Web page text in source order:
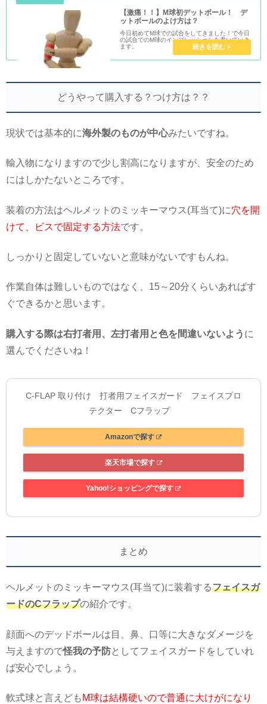
【激痛！！】M球初デットボール！ デ
ットボールのよけ方は？
今日初めてM球での試合をしてきました！で今日
の試合でのM球のインプレッションを書いていき
ます。
どうやって購入する？つけ方は？？
現状では基本的に海外製のものが中心みたいですね。
輸入物になりますので少し割高になりますが、安全のため
にはしかたないところです。
装着の方法はヘルメットのミッキーマウス(耳当て)に穴を開
けて、ビスで固定する方法です。
しっかりと固定していないと意味がないですもんね。
作業自体は難しいものではなく、15～20分くらいあればす
ぐできるかと思います。
購入する際は右打者用、左打者用と色を間違いないよう に
選んでくださいね！
C-FLAP 取り付け 打者用フェイスガード フェイスプロ
テクター Cフラップ
Amazonで探す
楽天市場で探す
Yahoo!ショッピングで探す
まとめ
ヘルメットのミッキーマウス(耳当て)に装着するフェイスガ
ードのCフラップの紹介です。
顔面へのデッドボールは目、鼻、口等に大きなダメージを
与えますので怪我の予防としてフェイスガードをしていれ
ば安心でしょう。
軟式球と言えども M球は結構硬いので普通に大けがになり